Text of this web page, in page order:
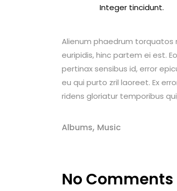
Integer tincidunt.
Alienum phaedrum torquatos
euripidis, hinc partem ei est.
pertinax sensibus id, error
eu qui purto zril laoreet. Ex
ridens gloriatur temporibus
Albums, Music
No Comments